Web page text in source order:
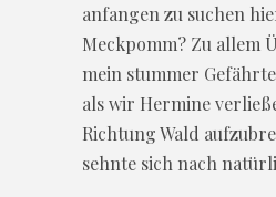
anfangen zu suchen
Meckpomm? Zu allem
mein stummer
als wir Hermine
Richtung Wald
sehnte sich nach